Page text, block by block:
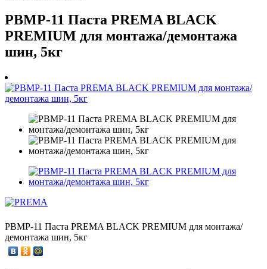
PBMP-11 Паста PREMA BLACK
PREMIUM для монтажа/демонтажа
шин, 5кг
PBMP-11 Паста PREMA BLACK PREMIUM для монтажа/
демонтажа шин, 5кг